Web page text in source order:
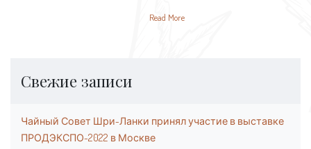
Read More
Свежие записи
Чайный Совет Шри-Ланки принял участие в выставке
ПРОДЭКСПО-2022 в Москве